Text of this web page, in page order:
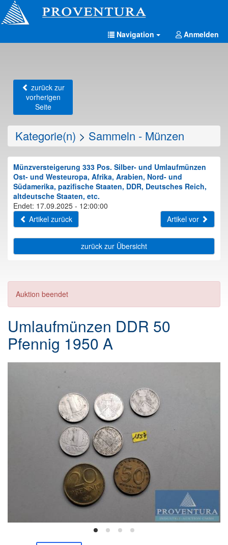
Navigation Anmelden
zurück zur
vorherigen
Seite
Kategorie(n) > Sammeln - Münzen
Münzversteigerung 333 Pos. Silber- und Umlaufmünzen
Ost- und Westeuropa, Afrika, Arabien, Nord- und
Südamerika, pazifische Staaten, DDR, Deutsches Reich,
altdeutsche Staaten, etc.
Endet: 17.09.2025 - 12:00:00
Artikel zurück
Artikel vor
zurück zur Übersicht
Auktion beendet
Umlaufmünzen DDR 50
Pfennig 1950 A